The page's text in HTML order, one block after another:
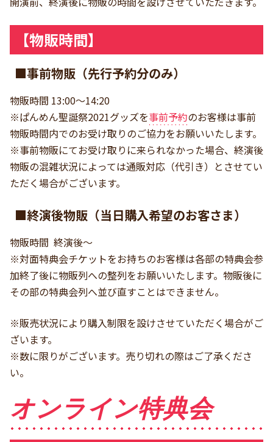
【物販時間】
■事前物販（先行予約分のみ）
物販時間 13:00〜14:20
※ぱんめん聖誕祭2021グッズを事前予約のお客様は事前
物販時間内でのお受け取りのご協力をお願いいたします。
※事前物販にてお受け取りに来られなかった場合、終演後
物販の混雑状況によっては通販対応（代引き）とさせてい
ただく場合がございます。
■終演後物販（当日購入希望のお客さま）
物販時間 終演後〜
※対面特典会チケットをお持ちのお客様は各部の特典会参
加終了後に物販列への整列をお願いいたします。物販後に
その部の特典会列へ並び直すことはできません。
※販売状況により購入制限を設けさせていただく場合がご
ざいます。
※数に限りがございます。売り切れの際はご了承くださ
い。
オンライン特典会